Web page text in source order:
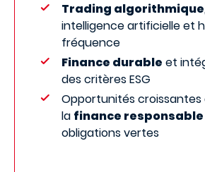
Trading algorithmique
intelligence artificielle et
fréquence
Finance durable et
des critères ESG
Opportunités croissantes
la finance responsable
obligations vertes